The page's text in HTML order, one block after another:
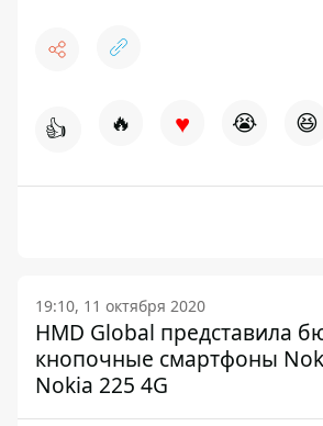
👍 🔥 ♥ 😭 😆
19:10, 11 октября 2020
HMD Global представила
кнопочные смартфоны
Nokia 225 4G